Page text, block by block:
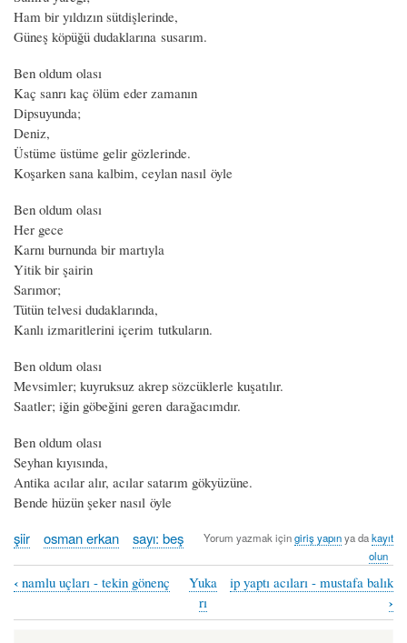
Ham bir yıldızın sütdişlerinde,
Güneş köpüğü dudaklarına susarım.
Ben oldum olası
Kaç sanrı kaç ölüm eder zamanın
Dipsuyunda;
Deniz,
Üstüme üstüme gelir gözlerinde.
Koşarken sana kalbim, ceylan nasıl öyle
Ben oldum olası
Her gece
Karnı burnunda bir martıyla
Yitik bir şairin
Sarımor;
Tütün telvesi dudaklarında,
Kanlı izmaritlerini içerim tutkuların.
Ben oldum olası
Mevsimler; kuyruksuz akrep sözcüklerle kuşatılır.
Saatler; iğin göbeğini geren darağacımdır.
Ben oldum olası
Seyhan kıyısında,
Antika acılar alır, acılar satarım gökyüzüne.
Bende hüzün şeker nasıl öyle
şiir osman erkan sayı: beş Yorum yazmak içingiriş yapınya dakayıt
olun
Book
traversal
‹ namlu uçları - tekin gönenç
Yuka
rı
ip yaptı acıları - mustafa balık
›